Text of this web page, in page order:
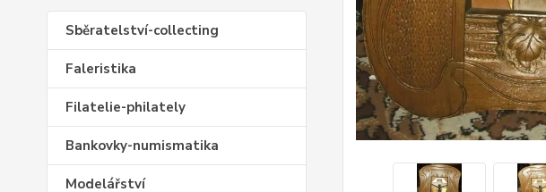
Sběratelství-collecting
Faleristika
Filatelie-philately
Bankovky-numismatika
Modelářství